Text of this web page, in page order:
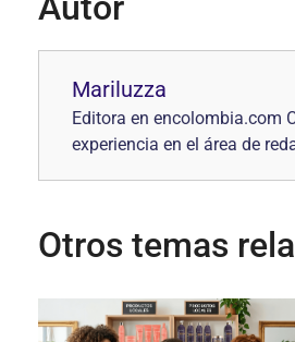
Mariluzza
Editora en encolombia.com
experiencia en el área de
Otros temas